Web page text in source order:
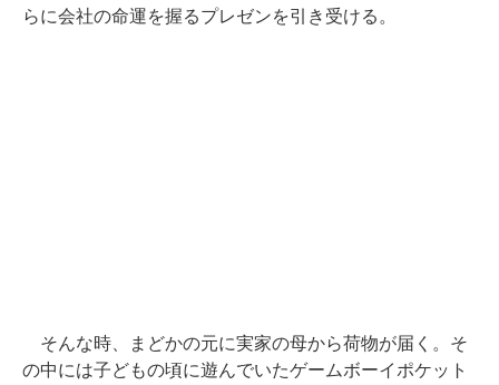
らに会社の命運を握るプレゼンを引き受ける。
そんな時、まどかの元に実家の母から荷物が届く。そ
の中には子どもの頃に遊んでいたゲームボーイポケット